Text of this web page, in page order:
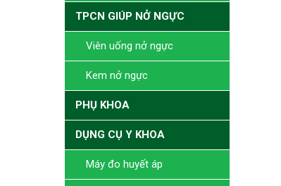
TPCN GIÚP NỞ NGỰC
Viên uống nở ngực
Kem nở ngực
PHỤ KHOA
DỤNG CỤ Y KHOA
Máy đo huyết áp